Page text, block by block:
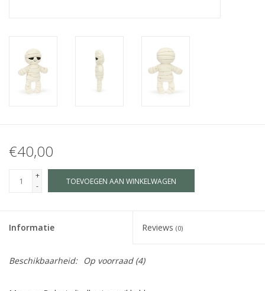
€40,00
+
-
TOEVOEGEN AAN WINKELWAGEN
Informatie Reviews (0)
Beschikbaarheid: Op voorraad(4)